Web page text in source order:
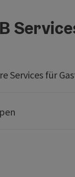
Services für